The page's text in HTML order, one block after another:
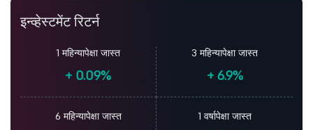
इन्व्हेस्टमेंट रिटर्न
1 महिन्यापेक्षा जास्त
+ 0.09%
3 महिन्यापेक्षा जास्त
+6.9%
6 महिन्यापेक्षा जास्त 1 वर्षापेक्षा जास्त